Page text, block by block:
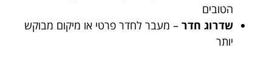
הטובים
שדרוג חדר – מעבר לחדר פרטי או מיקום מבוקש
יותר